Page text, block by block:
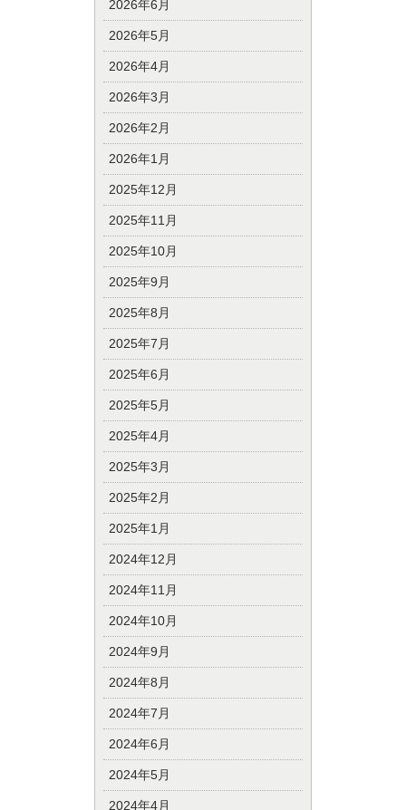
2026年6月
2026年5月
2026年4月
2026年3月
2026年2月
2026年1月
2025年12月
2025年11月
2025年10月
2025年9月
2025年8月
2025年7月
2025年6月
2025年5月
2025年4月
2025年3月
2025年2月
2025年1月
2024年12月
2024年11月
2024年10月
2024年9月
2024年8月
2024年7月
2024年6月
2024年5月
2024年4月